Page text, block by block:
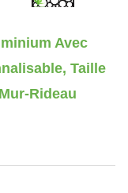
Avec
Taille
Rideau